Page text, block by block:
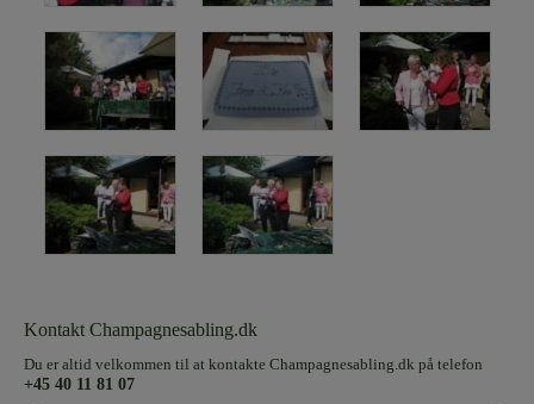
Kontakt Champagnesabling.dk
Du er altid velkommen til at kontakte Champagnesabling.dk på telefon
+45 40 11 81 07